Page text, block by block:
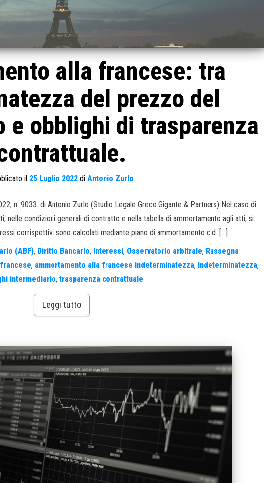
alla francese: tra
del prezzo del
e obblighi di trasparenza
il 25 Luglio 2022 diAntonio Zurlo
n. 9033. di Antonio Zurlo (Studio Legale Greco Gigante & Partners) Nel caso di
nelle condizioni generali di contratto e nella tabella di ammortamento agli atti, si
corrispettivi sono calcolati mediante piano di ammortamento c.d. […]
(ABF), Diritto Bancario, Interessi, Osservatorio arbitrale, Rassegna
, ammortamento alla francese indeterminatezza, indeterminatezza,
intermediario, trasparenza contrattuale
Leggi tutto